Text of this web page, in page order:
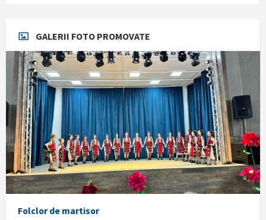
GALERII FOTO PROMOVATE
Folclor de martisor